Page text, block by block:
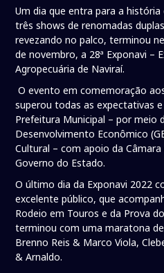
Um dia que entra para a história
três shows de renomadas
revezando no palco, terminou
de novembro, a 28ª Exponavi –
Agropecuária de Naviraí.
O evento em comemoração
superou todas as expectativas
Prefeitura Municipal – por meio
Desenvolvimento Econômico
Cultural – com apoio da
Governo do Estado.
O último dia da Exponavi 2022
excelente público, que
Rodeio em Touros e da Prova
terminou com uma maratona
Brenno Reis & Marco Viola,
& Arnaldo.